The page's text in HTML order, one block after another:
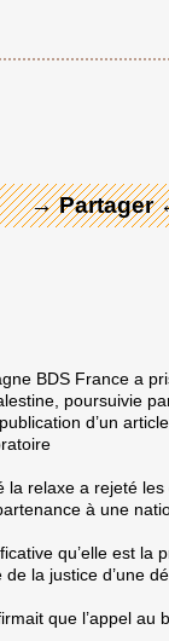
→ Partager
BDS France a
poursuivie
d’un
relaxe a rejeté les
à une
qu’elle est la
la justice d’une
que l’appel au